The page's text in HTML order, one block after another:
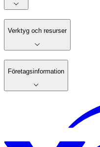
Verktyg och resurser
Företagsinformation